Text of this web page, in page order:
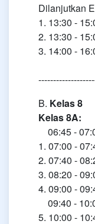
Dilanjutkan
1. 13:30 -
2. 13:30 -
3. 14:00 -
B. Kelas 8
Kelas 8A:
06:45 -
1. 07:00 -
2. 07:40 -
3. 08:20 -
4. 09:00 -
09:40 -
5. 10:00 -